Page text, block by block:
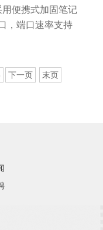
便携式加固笔记
，端口速率支持
、统计等需求，可连
专利BYPASS技术实
下一页 末页